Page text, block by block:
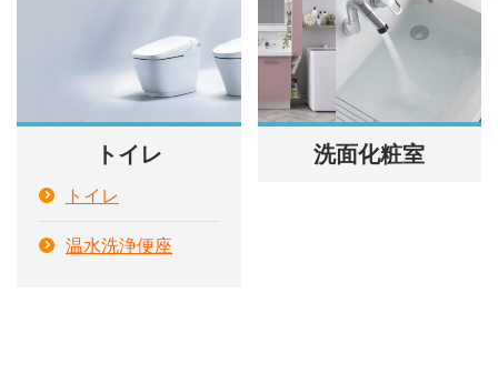
トイレ
トイレ
温水洗浄便座
洗面化粧室